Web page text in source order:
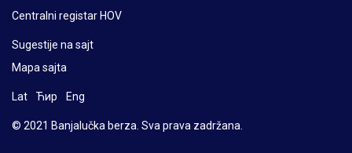
Centralni registar HOV
Sugestije na sajt
Mapa sajta
Lat Ћир Eng
© 2021 Banjalučka berza. Sva prava zadržana.